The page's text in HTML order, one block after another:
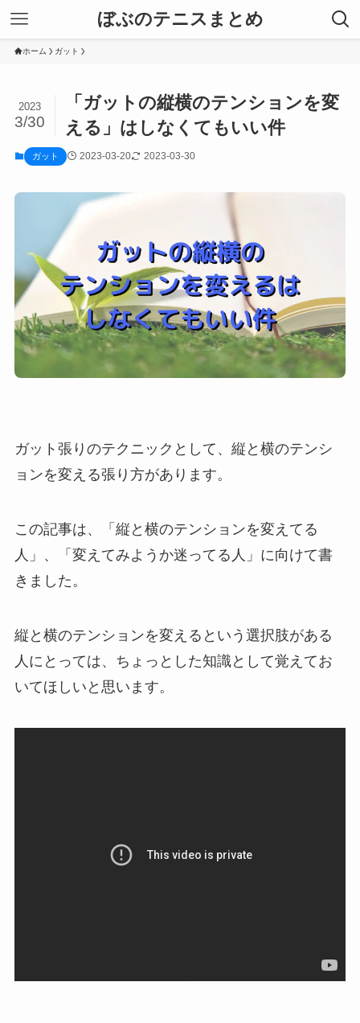
ぼぶのテニスまとめ
ホーム ガット
「ガットの縦横のテンションを変
える」はしなくてもいい件
2023
3/30
ガット 2023-03-20 2023-03-30
ガット張りのテクニックとして、縦と横のテンシ
ョンを変える張り方があります。
この記事は、「縦と横のテンションを変えてる
人」、「変えてみようか迷ってる人」に向けて書
きました。
縦と横のテンションを変えるという選択肢がある
人にとっては、ちょっとした知識として覚えてお
いてほしいと思います。